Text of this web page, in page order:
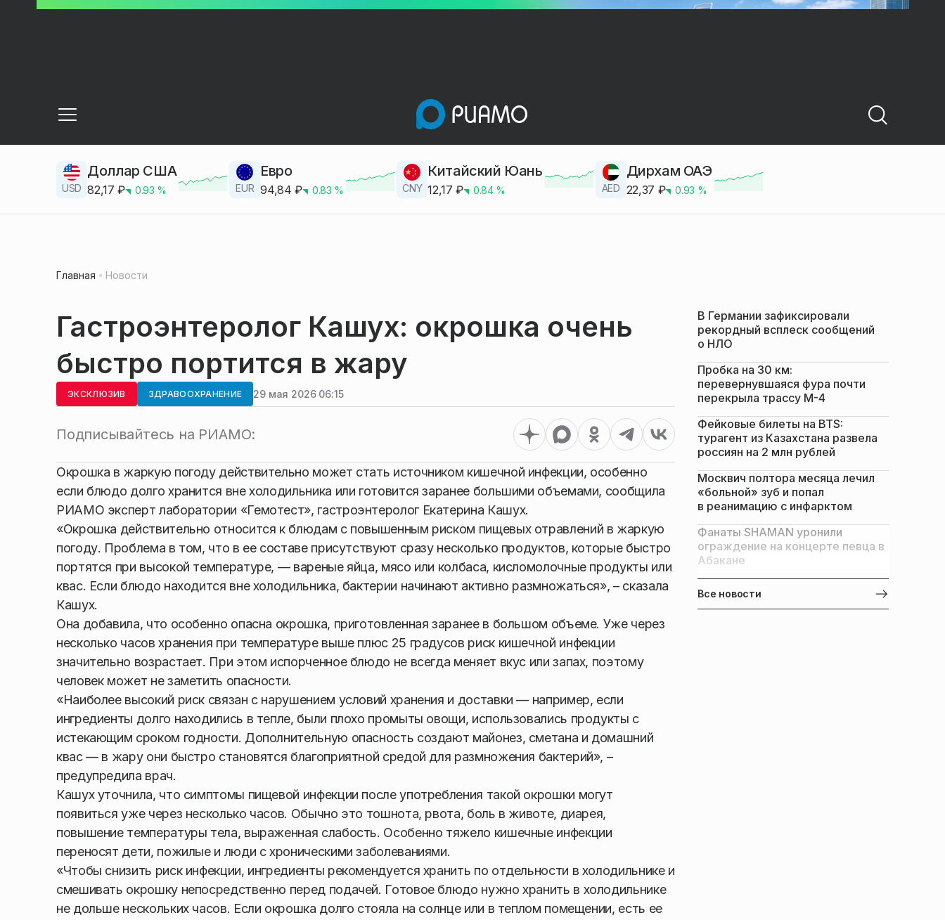
USD
Доллар США
82,17 ₽ 0.93 % EUR
Евро
94,84 ₽ 0.83 % CNY
Китайский Юань
12,17 ₽ 0.84% AED
Дирхам ОАЭ
22,37 ₽ 0.93 %
Главная Новости
Гастроэнтеролог Кашух: окрошка очень
быстро портится в жару
ЭКСКЛЮЗИВ ЗДРАВООХРАНЕНИЕ 29 мая 2026 06:15
Подписывайтесь на РИАМО:
Окрошка в жаркую погоду действительно может стать источником кишечной инфекции, особенно
если блюдо долго хранится вне холодильника или готовится заранее большими объемами, сообщила
РИАМО эксперт лаборатории «Гемотест», гастроэнтеролог Екатерина Кашух.
«Окрошка действительно относится к блюдам с повышенным риском пищевых отравлений в жаркую
погоду. Проблема в том, что в ее составе присутствуют сразу несколько продуктов, которые быстро
портятся при высокой температуре, — вареные яйца, мясо или колбаса, кисломолочные продукты или
квас. Если блюдо находится вне холодильника, бактерии начинают активно размножаться», – сказала
Кашух.
Она добавила, что особенно опасна окрошка, приготовленная заранее в большом объеме. Уже через
несколько часов хранения при температуре выше плюс 25 градусов риск кишечной инфекции
значительно возрастает. При этом испорченное блюдо не всегда меняет вкус или запах, поэтому
человек может не заметить опасности.
«Наиболее высокий риск связан с нарушением условий хранения и доставки — например, если
ингредиенты долго находились в тепле, были плохо промыты овощи, использовались продукты с
истекающим сроком годности. Дополнительную опасность создают майонез, сметана и домашний
квас — в жару они быстро становятся благоприятной средой для размножения бактерий», –
предупредила врач.
Кашух уточнила, что симптомы пищевой инфекции после употребления такой окрошки могут
появиться уже через несколько часов. Обычно это тошнота, рвота, боль в животе, диарея,
повышение температуры тела, выраженная слабость. Особенно тяжело кишечные инфекции
переносят дети, пожилые и люди с хроническими заболеваниями.
«Чтобы снизить риск инфекции, ингредиенты рекомендуется хранить по отдельности в холодильнике и
смешивать окрошку непосредственно перед подачей. Готовое блюдо нужно хранить в холодильнике
не дольше нескольких часов. Если окрошка долго стояла на солнце или в теплом помещении, есть ее
В Германии зафиксировали
рекордный всплеск сообщений
о НЛО
Пробка на 30 км:
перевернувшаяся фура почти
перекрыла трассу М-4
Фейковые билеты на BTS:
турагент из Казахстана развела
россиян на 2 млн рублей
Москвич полтора месяца лечил
«больной» зуб и попал
в реанимацию с инфарктом
Фанаты SHAMAN уронили
ограждение на концерте певца в
Абакане
Все новости